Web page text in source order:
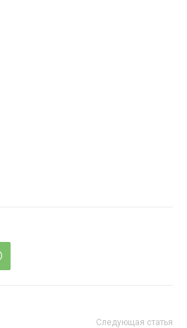
Следующая статья